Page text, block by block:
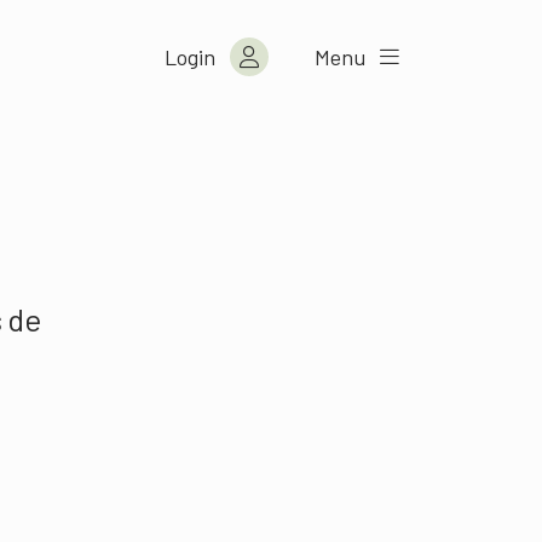
Login Menu
de